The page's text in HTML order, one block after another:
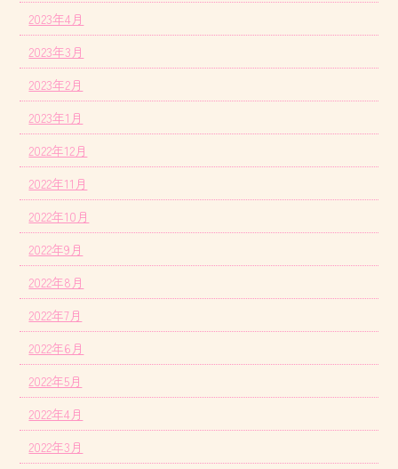
2023年4月
2023年3月
2023年2月
2023年1月
2022年12月
2022年11月
2022年10月
2022年9月
2022年8月
2022年7月
2022年6月
2022年5月
2022年4月
2022年3月